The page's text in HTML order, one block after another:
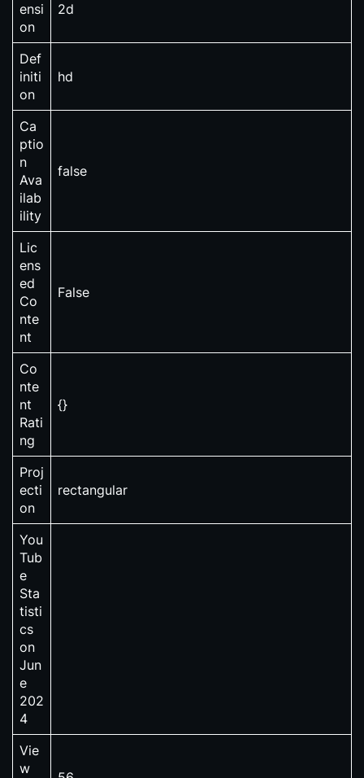
ensi
on
2d
Def
initi
on
hd
Ca
ptio
n
Ava
ilab
ility
false
Lic
ens
ed
Co
nte
nt
False
Co
nte
nt
Rati
ng
{}
Proj
ecti
on
rectangular
You
Tub
e
Sta
tisti
cs
on
Jun
e
202
4
Vie
w